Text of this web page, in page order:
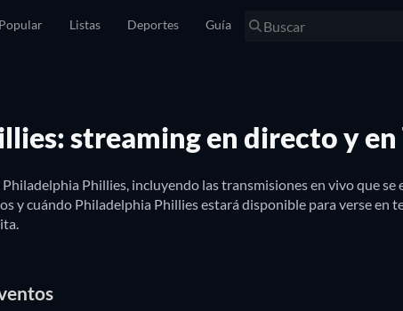
Popular Listas Deportes Guía
streaming en directo y
Phillies, incluyendo las transmisiones en vivo que
y cuándo Philadelphia Phillies estará disponible para verse en